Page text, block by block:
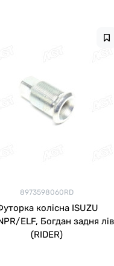
8973598060RD
колісна ISUZU
ELF, Богдан задня
(RIDER)